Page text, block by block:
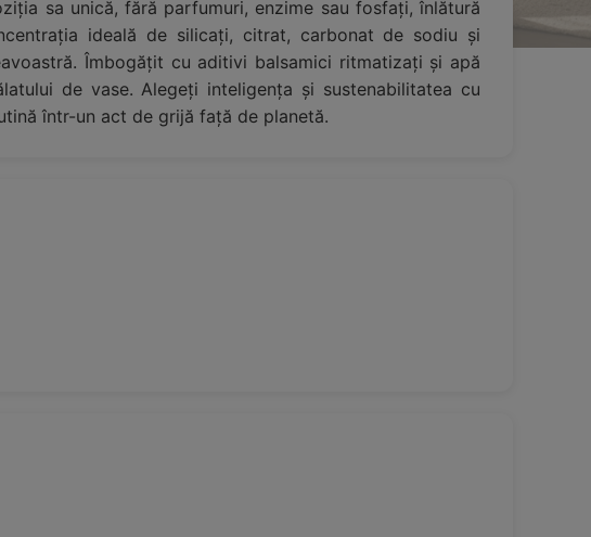
sa unică, fără parfumuri, enzime sau fosfați, înlătură
ideală de silicați, citrat, carbonat de sodiu și
Îmbogățit cu aditivi balsamici ritmatizați și apă
de vase. Alegeți inteligența și sustenabilitatea cu
într-un act de grijă față de planetă.